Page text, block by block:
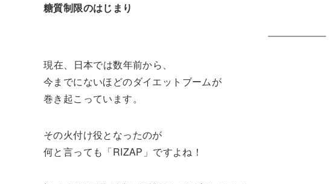
糖質制限のはじまり
現在、日本では数年前から、
今までにないほどのダイエットブームが
巻き起こっています。
その火付け役となったのが
何と言っても「RIZAP」ですよね！